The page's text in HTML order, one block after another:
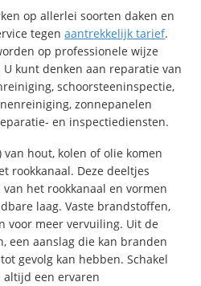
op allerlei soorten daken en
tegenaantrekkelijk tarief.
op professionele wijze
kunt denken aan reparatie van
schoorsteeninspectie,
zonnepanelen
en inspectiediensten.
hout, kolen of olie komen
rookkanaal. Deze deeltjes
het rookkanaal en vormen
laag. Vaste brandstoffen,
voor meer vervuiling. Uit de
een aanslag die kan branden
gevolg kan hebben. Schakel
een ervaren